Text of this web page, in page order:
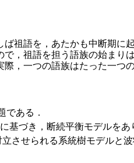
祖語を，あたかも中断期に
，祖語を担う語族の始まり
，一つの語族はたった一つ
である．
づき，断続平衡モデルを
させられる系統樹モデルと